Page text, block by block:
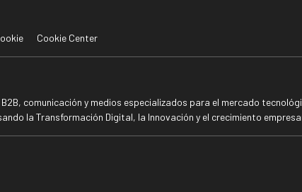
Cookie Center
comunicación y medios especializados para el mercado
la Transformación Digital, la Innovación y el crecimiento